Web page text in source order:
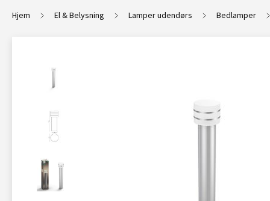
Hjem El & Belysning Lamper udendørs Bedlamper